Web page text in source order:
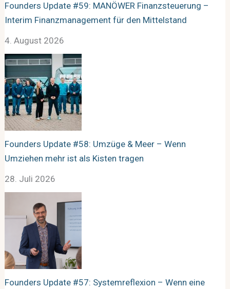
Founders Update #59: MANÖWER Finanzsteuerung –
Interim Finanzmanagement für den Mittelstand
4. August 2026
Founders Update #58: Umzüge & Meer – Wenn
Umziehen mehr ist als Kisten tragen
28. Juli 2026
Founders Update #57: Systemreflexion – Wenn eine